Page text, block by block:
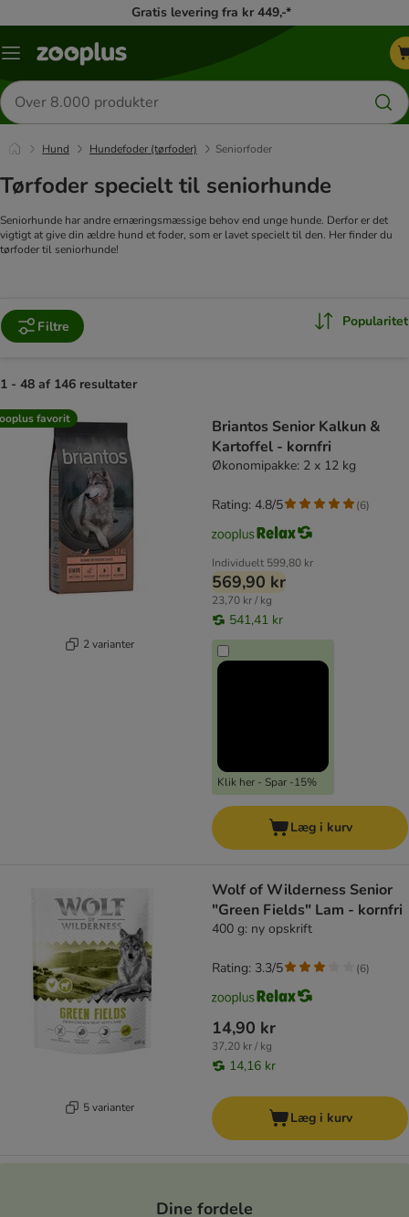
Gratis levering fra kr 449,-*
Menu
Søg
efter
produkter
Hund Hundefoder (tørfoder) Seniorfoder
Tørfoder specielt til seniorhunde
Seniorhunde har andre ernæringsmæssige behov end unge hunde. Derfor er det
vigtigt at give din ældre hund et foder, som er lavet specielt til den. Her finder du
tørfoder til seniorhunde!
Filtre Popularitet
1 - 48 af 146 resultater
product items have been changed
favorit
2 varianter
Briantos Senior Kalkun &
Kartoffel - kornfri
Økonomipakke: 2 x 12 kg
Individuelt 599,80 kr
569,90 kr
23,70 kr / kg
541,41 kr
Klik her - Spar -15%
Rating: 4.8/5 (6)
Læg i kurv
5 varianter
Wolf of Wilderness Senior
"Green Fields" Lam - kornfri
400 g: ny opskrift
14,90 kr
37,20 kr / kg
14,16 kr
Rating: 3.3/5 (6)
Læg i kurv
Dine fordele